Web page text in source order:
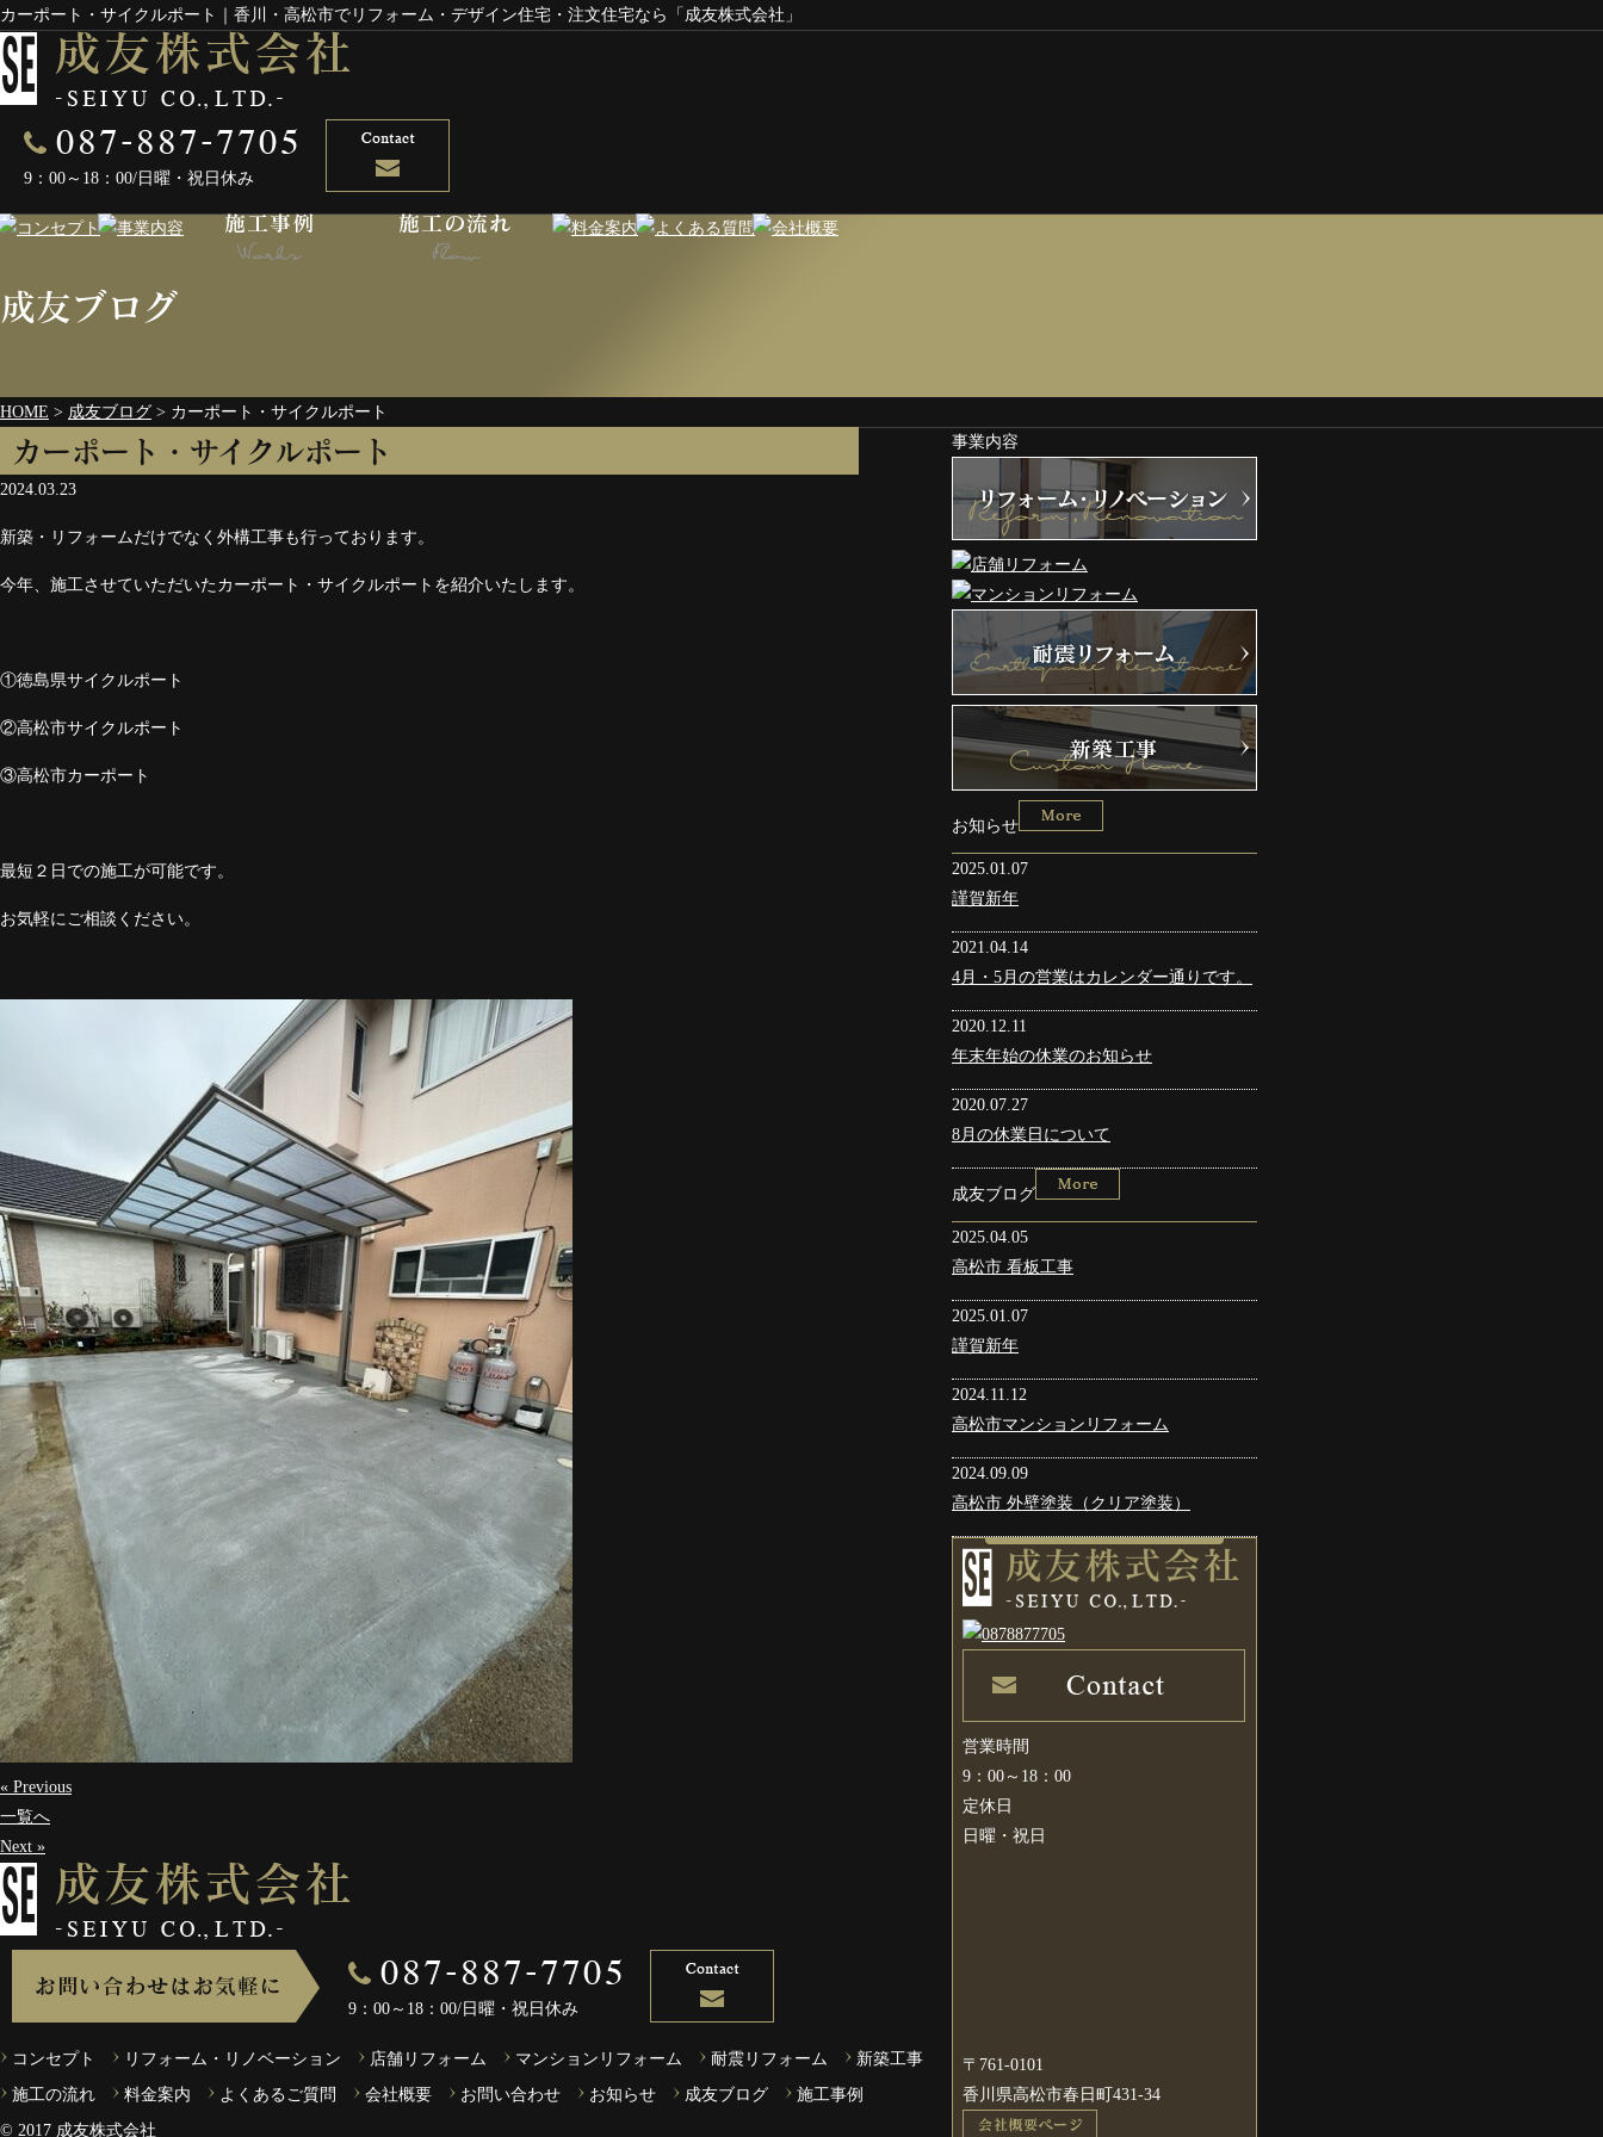
カーポート・サイクルポート｜香川・高松市でリフォーム・デザイン住宅・注文住宅なら「成友株式会社」
9：00～18：00/日曜・祝日休み
成友ブログ
HOME > 成友ブログ > カーポート・サイクルポート
カーポート・サイクルポート
2024.03.23
新築・リフォームだけでなく外構工事も行っております。
今年、施工させていただいたカーポート・サイクルポートを紹介いたします。
①徳島県サイクルポート
②高松市サイクルポート
③高松市カーポート
最短２日での施工が可能です。
お気軽にご相談ください。
« Previous
一覧へ
Next »
事業内容
お知らせ
2025.01.07
謹賀新年
2021.04.14
4月・5月の営業はカレンダー通りです。
2020.12.11
年末年始の休業のお知らせ
2020.07.27
8月の休業日について
成友ブログ
2025.04.05
高松市 看板工事
2025.01.07
謹賀新年
2024.11.12
高松市マンションリフォーム
2024.09.09
高松市 外壁塗装（クリア塗装）
営業時間
9：00～18：00
定休日
日曜・祝日
〒761-0101
香川県高松市春日町431-34
9：00～18：00/日曜・祝日休み
コンセプト リフォーム・リノベーション 店舗リフォーム マンションリフォーム 耐震リフォーム
新築工事
施工の流れ
料金案内 よくあるご質問 会社概要 お問い合わせ お知らせ 成友ブログ
施工事例
©︎ 2017 成友株式会社